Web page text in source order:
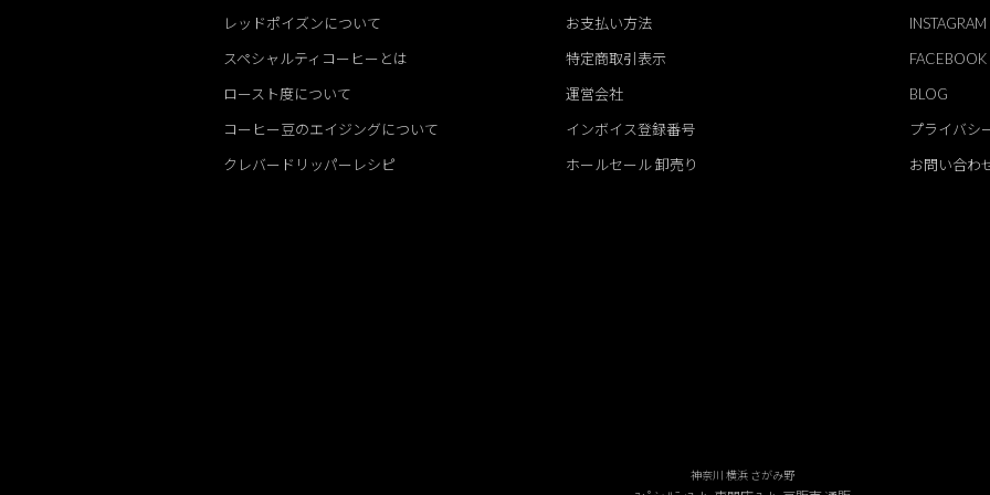
レッドポイズンについて
スペシャルティコーヒーとは
ロースト度について
コーヒー豆のエイジングについて
クレバードリッパーレシピ
お支払い方法
特定商取引表示
運営会社
インボイス登録番号
ホールセール 卸売り
INSTAGRAM
FACEBOOK
BLOG
プライバシ
お問い合わ
神奈川 横浜 さがみ野